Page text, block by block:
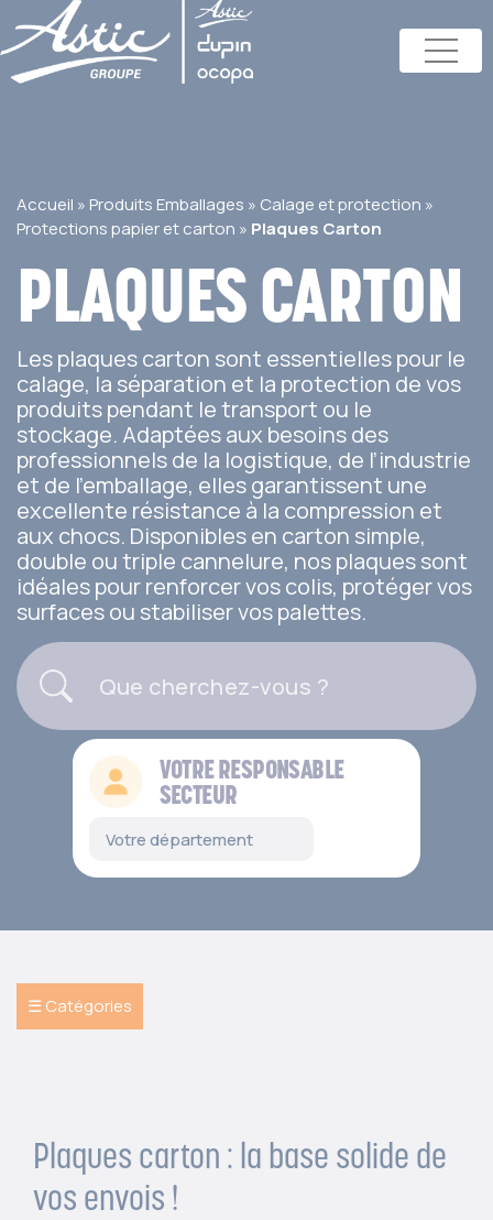
Accueil » Produits Emballages » Calage et protection »
Protections papier et carton » Plaques Carton
PLAQUES CARTON
Les plaques carton sont essentielles pour le
calage, la séparation et la protection de vos
produits pendant le transport ou le
stockage. Adaptées aux besoins des
professionnels de la logistique, de l’industrie
et de l’emballage, elles garantissent une
excellente résistance à la compression et
aux chocs. Disponibles en carton simple,
double ou triple cannelure, nos plaques sont
idéales pour renforcer vos colis, protéger vos
surfaces ou stabiliser vos palettes.
VOTRE RESPONSABLE
SECTEUR
☰ Catégories
Plaques carton : la base solide de
vos envois !